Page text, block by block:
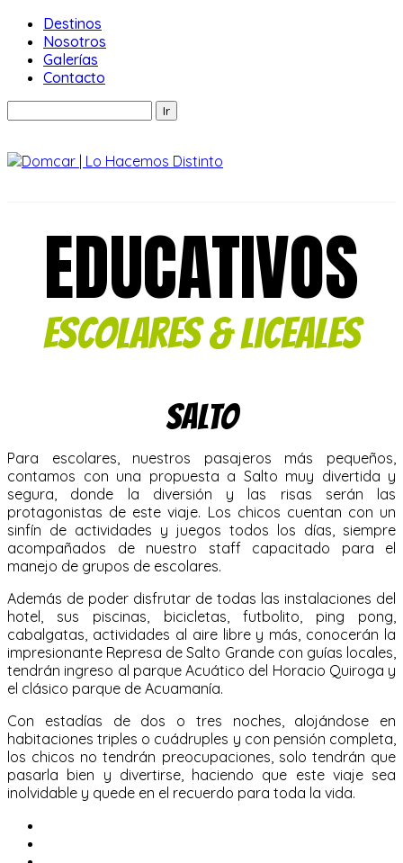
Destinos
Nosotros
Galerías
Contacto
EDUCATIVOS
Escolares & Liceales
Salto
Para escolares, nuestros pasajeros más pequeños,
contamos con una propuesta a Salto muy divertida y
segura, donde la diversión y las risas serán las
protagonistas de este viaje. Los chicos cuentan con un
sinfín de actividades y juegos todos los días, siempre
acompañados de nuestro staff capacitado para el
manejo de grupos de escolares.
Además de poder disfrutar de todas las instalaciones del
hotel, sus piscinas, bicicletas, futbolito, ping pong,
cabalgatas, actividades al aire libre y más, conocerán la
impresionante Represa de Salto Grande con guías locales,
tendrán ingreso al parque Acuático del Horacio Quiroga y
el clásico parque de Acuamanía.
Con estadías de dos o tres noches, alojándose en
habitaciones triples o cuádruples y con pensión completa,
los chicos no tendrán preocupaciones, solo tendrán que
pasarla bien y divertirse, haciendo que este viaje sea
inolvidable y quede en el recuerdo para toda la vida.